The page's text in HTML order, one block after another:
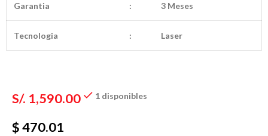
Garantia : 3 Meses
Tecnologia : Laser
S/. 1,590.00
$ 470.01
1 disponibles